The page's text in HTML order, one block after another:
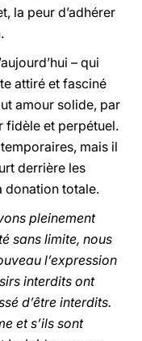
la peur d’adhérer
– qui
attiré et fasciné
amour solide, par
fidèle et perpétuel.
mais il
derrière les
donation totale.
pleinement
sans limite, nous
l’expression
interdits ont
d’être interdits.
et s’ils sont